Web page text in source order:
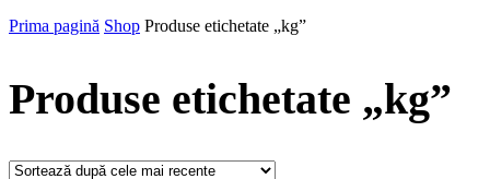
Prima pagină Shop Produse etichetate „kg”
Produse etichetate „kg”